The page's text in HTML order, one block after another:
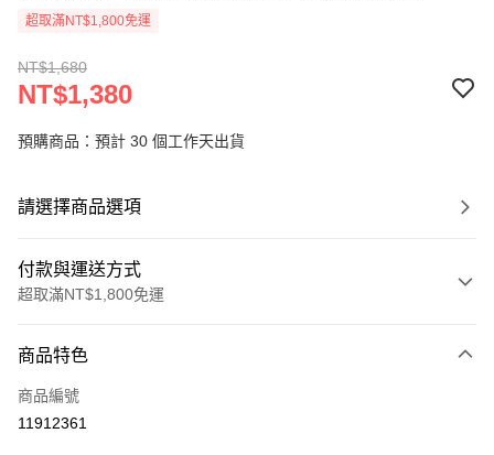
超取滿NT$1,800免運
NT$1,680
NT$1,380
預購商品：預計 30 個工作天出貨
請選擇商品選項
付款與運送方式
超取滿NT$1,800免運
信用卡一次付款
超商取貨付款
商品特色
商品編號
11912361